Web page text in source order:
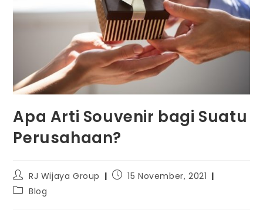
Apa Arti Souvenir bagi Suatu
Perusahaan?
RJ Wijaya Group
15 November, 2021
Blog